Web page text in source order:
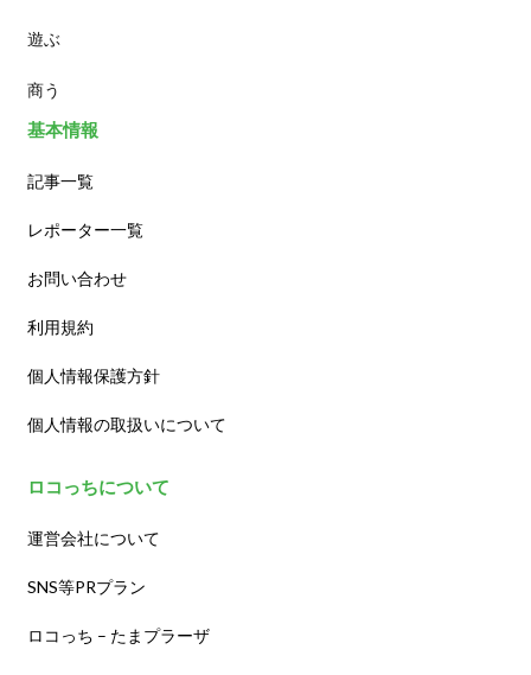
カフェ
遊ぶ
商う
基本情報
記事一覧
レポーター一覧
お問い合わせ
利用規約
個人情報保護方針
個人情報の取扱いについて
ロコっちについて
運営会社について
SNS等PRプラン
ロコっち – たまプラーザ